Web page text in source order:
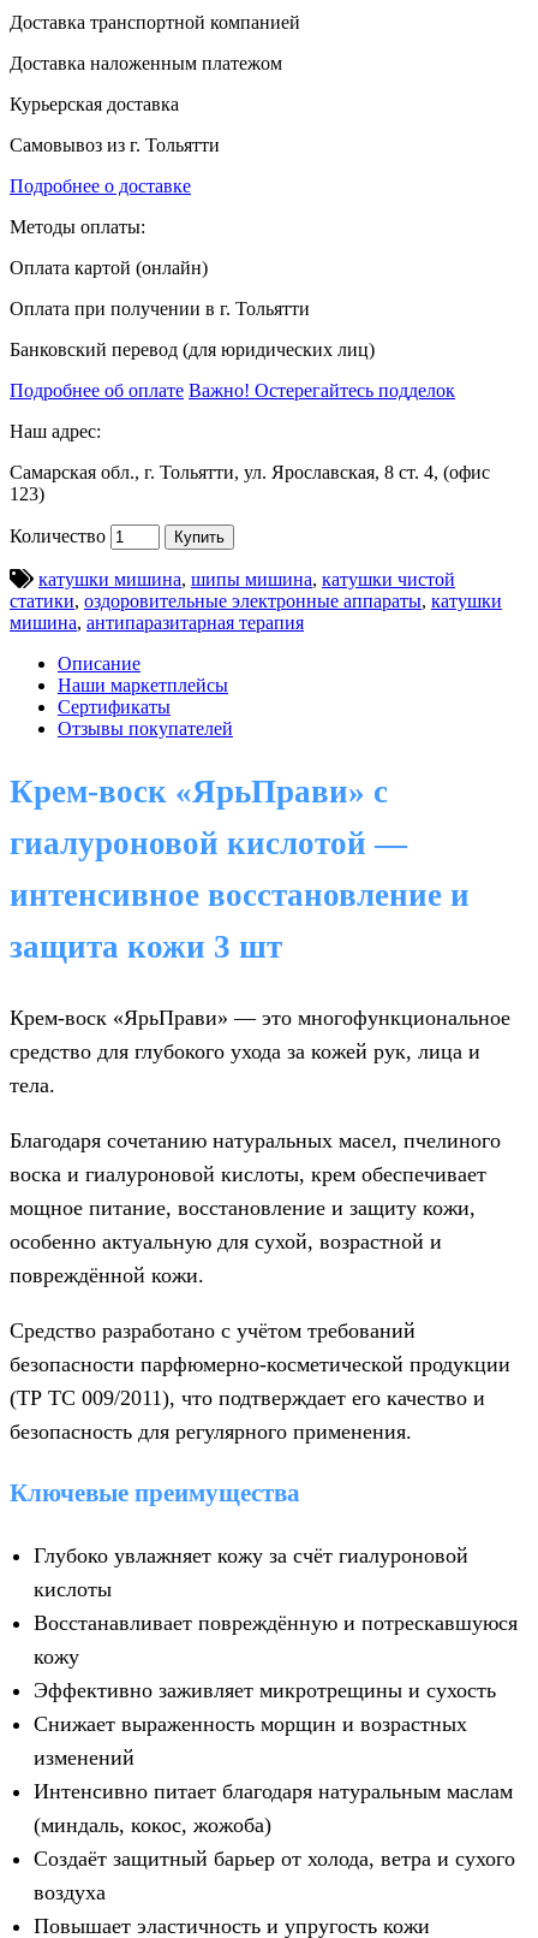
Доставка транспортной компанией
Доставка наложенным платежом
Курьерская доставка
Самовывоз из г. Тольятти
Подробнее о доставке
Методы оплаты:
Оплата картой (онлайн)
Оплата при получении в г. Тольятти
Банковский перевод (для юридических лиц)
Подробнее об оплате Важно! Остерегайтесь подделок
Наш адрес:
Самарская обл., г. Тольятти, ул. Ярославская, 8 ст. 4, (офис
123)
Количество Купить
катушки мишина, шипы мишина, катушки чистой
статики, оздоровительные электронные аппараты, катушки
мишина, антипаразитарная терапия
Описание
Наши маркетплейсы
Сертификаты
Отзывы покупателей
Крем-воск «ЯрьПрави» с
гиалуроновой кислотой —
интенсивное восстановление и
защита кожи 3 шт
Крем-воск «ЯрьПрави» — это многофункциональное
средство для глубокого ухода за кожей рук, лица и
тела.
Благодаря сочетанию натуральных масел, пчелиного
воска и гиалуроновой кислоты, крем обеспечивает
мощное питание, восстановление и защиту кожи,
особенно актуальную для сухой, возрастной и
повреждённой кожи.
Средство разработано с учётом требований
безопасности парфюмерно‑косметической продукции
(ТР ТС 009/2011), что подтверждает его качество и
безопасность для регулярного применения.
Ключевые преимущества
Глубоко увлажняет кожу за счёт гиалуроновой
кислоты
Восстанавливает повреждённую и потрескавшуюся
кожу
Эффективно заживляет микротрещины и сухость
Снижает выраженность морщин и возрастных
изменений
Интенсивно питает благодаря натуральным маслам
(миндаль, кокос, жожоба)
Создаёт защитный барьер от холода, ветра и сухого
воздуха
Повышает эластичность и упругость кожи